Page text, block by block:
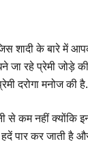
शादी के बारे में
जा रहे प्रेमी जोड़े
दरोगा मनोज की है.
से कम नहीं क्योंकि
पार कर जाती है